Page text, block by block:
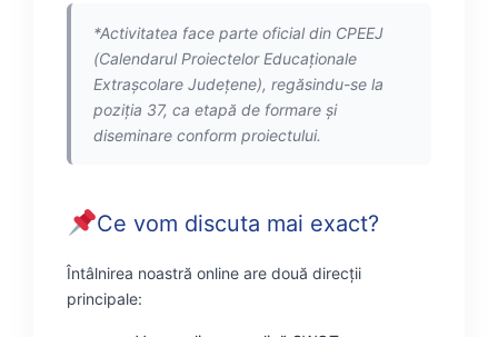
*Activitatea face parte oficial din CPEEJ
(Calendarul Proiectelor Educaționale
Extrașcolare Județene), regăsindu-se la
poziția 37, ca etapă de formare și
diseminare conform proiectului.
Ce vom discuta mai exact?
Întâlnirea noastră online are două direcții
principale: